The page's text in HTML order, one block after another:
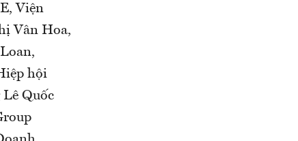
Viện
Vân Hoa,
hội
Quốc